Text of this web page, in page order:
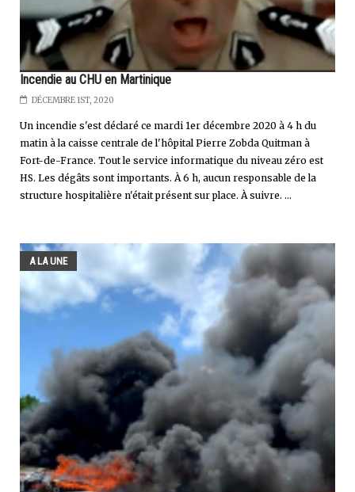
Incendie au CHU en Martinique
DÉCEMBRE 1ST, 2020
Un incendie s'est déclaré ce mardi 1er décembre 2020 à 4 h du
matin à la caisse centrale de l'hôpital Pierre Zobda Quitman à
Fort-de-France. Tout le service informatique du niveau zéro est
HS. Les dégâts sont importants. À 6 h, aucun responsable de la
structure hospitalière n'était présent sur place. À suivre. ...
A LA UNE